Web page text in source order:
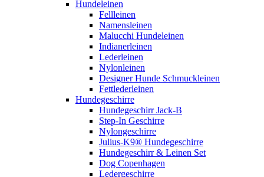
Hundeleinen
Fellleinen
Namensleinen
Malucchi Hundeleinen
Indianerleinen
Lederleinen
Nylonleinen
Designer Hunde Schmuckleinen
Fettlederleinen
Hundegeschirre
Hundegeschirr Jack-B
Step-In Geschirre
Nylongeschirre
Julius-K9® Hundegeschirre
Hundegeschirr & Leinen Set
Dog Copenhagen
Ledergeschirre